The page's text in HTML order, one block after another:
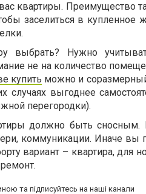
квартиры. Преимущество
заселиться в
выбрать? Нужно
не на количество
купить можно и
случаях выгоднее
перегородки).
должно быть
коммуникации. Иначе вы
вариант – квартира, для
та підписуйтесь на наші канали